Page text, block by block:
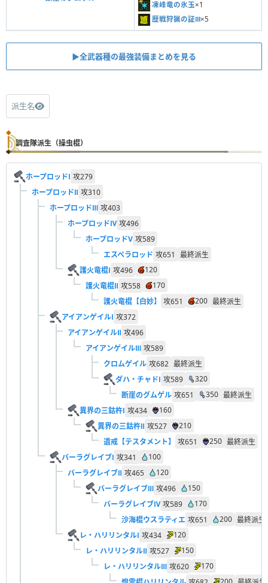
凍峰竜の氷玉×1
歴戦狩猟の証Ⅲ×5
▶︎全武器種の最強装備まとめを見る
派生名
調査隊派生（操虫棍）
ホープロッドⅠ 攻279
ホープロッドⅡ 攻310
ホープロッドⅢ 攻403
ホープロッドⅣ 攻496
ホープロッドV 攻589
エスペラロッド 攻651 最終派生
護火竜棍Ⅰ 攻496
120
護火竜棍Ⅱ 攻558
170
護火竜棍【白妙】
攻651 200 最終派生
アイアンゲイルⅠ 攻372
アイアンゲイルⅡ 攻496
アイアンゲイルⅢ 攻589
クロムゲイル 攻682 最終派生
ダハ・チャドⅠ 攻589
320
断崖のグムゲル 攻651 350 最終派生
異界の三鈷杵Ⅰ 攻434
160
異界の三鈷杵Ⅱ 攻527
210
遺戒【テスタメント】
攻651 250 最終派生
バーラグレイブⅠ 攻341
100
バーラグレイブⅡ 攻465
120
バーラグレイブⅢ 攻496
150
バーラグレイブⅣ 攻589
170
沙海棍ウスラティエ 攻651 200 最終派生
レ・ハリリンタルⅠ 攻434
120
レ・ハリリンタルⅡ 攻527
150
レ・ハリリンタルⅢ 攻620
170